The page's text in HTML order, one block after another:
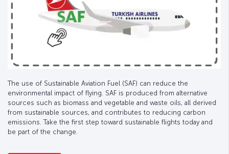
The use of Sustainable Aviation Fuel (SAF) can reduce the
environmental impact of flying. SAF is produced from alternative
sources such as biomass and vegetable and waste oils, all derived
from sustainable sources, and contributes to reducing carbon
emissions. Take the first step toward sustainable flights today and
be part of the change.